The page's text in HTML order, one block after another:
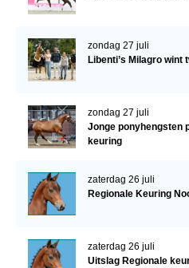
zondag 27 juli
Libenti’s Milagro
zondag 27 juli
Jonge ponyhengsten
keuring
zaterdag 26 juli
Regionale Keuring
zaterdag 26 juli
Uitslag Regionale